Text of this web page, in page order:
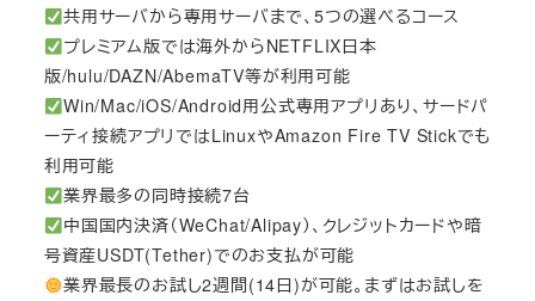
共用サーバから専用サーバまで、5つの選べるコース
プレミアム版では海外からNETFLIX日本
版/hulu/DAZN/AbemaTV等が利用可能
Win/Mac/iOS/Android用公式専用アプリあり、サードパ
ーティ接続アプリではLinuxやAmazon Fire TV Stickでも
利用可能
業界最多の同時接続7台
中国国内決済（WeChat/Alipay）、クレジットカードや暗
号資産USDT(Tether)でのお支払が可能
業界最長のお試し2週間(14日)が可能。まずはお試しを